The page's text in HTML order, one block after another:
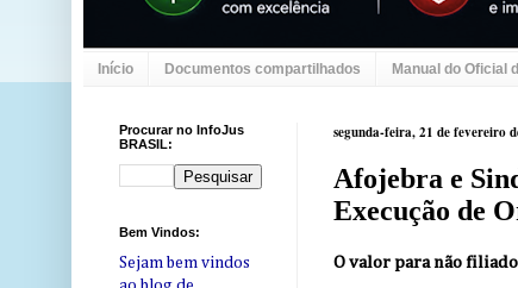
Início Documentos compartilhados Manual do Oficial
segunda-feira, 21 de fevereiro
Afojebra e
Execução de
O valor para não
Procurar no InfoJus
BRASIL:
Bem Vindos:
Sejam bem vindos